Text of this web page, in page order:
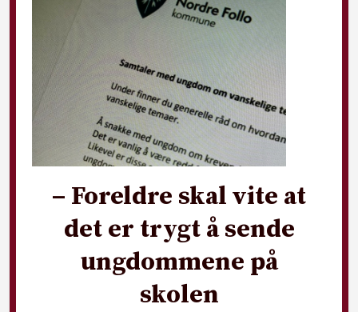
– Foreldre skal vite at
det er trygt å sende
ungdommene på
skolen